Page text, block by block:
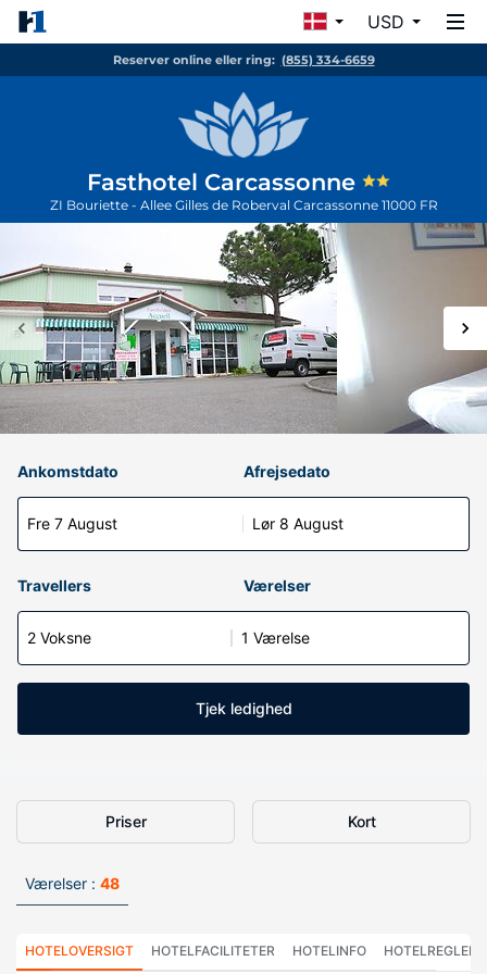
USD
Reserver online eller ring: (855) 334-6659
Fasthotel Carcassonne
ZI Bouriette - Allee Gilles de Roberval Carcassonne 11000 FR
Ankomstdato
Fre 7 August
Afrejsedato
Lør 8 August
Travellers Værelser
2 Voksne 1 Værelse
Tjek ledighed
Priser Kort
Værelser : 48
HOTELOVERSIGT HOTELFACILITETER HOTELINFO HOTELREGLER